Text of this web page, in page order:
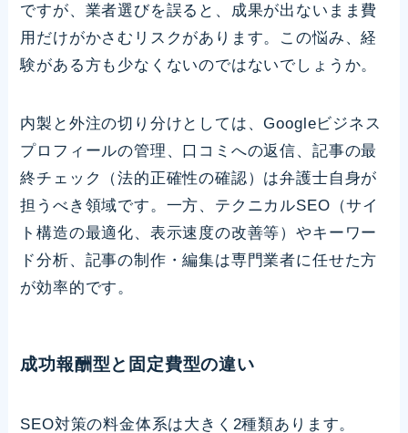
ですが、業者選びを誤ると、成果が出ないまま費
用だけがかさむリスクがあります。この悩み、経
験がある方も少なくないのではないでしょうか。
内製と外注の切り分けとしては、Googleビジネス
プロフィールの管理、口コミへの返信、記事の最
終チェック（法的正確性の確認）は弁護士自身が
担うべき領域です。一方、テクニカルSEO（サイ
ト構造の最適化、表示速度の改善等）やキーワー
ド分析、記事の制作・編集は専門業者に任せた方
が効率的です。
成功報酬型と固定費型の違い
SEO対策の料金体系は大きく2種類あります。